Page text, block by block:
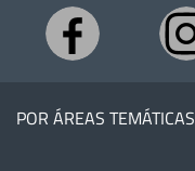
POR ÁREAS TEMÁTICAS